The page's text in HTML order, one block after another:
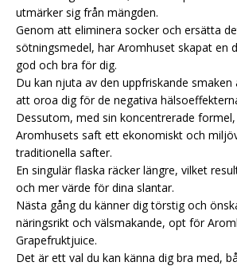
utmärker sig från mängden.
Genom att eliminera socker och ersätta
sötningsmedel, har Aromhuset skapat en
god och bra för dig.
Du kan njuta av den uppfriskande
att oroa dig för de negativa
Dessutom, med sin koncentrerade
Aromhusets saft ett ekonomiskt och
traditionella safter.
En singulär flaska räcker längre, vilket
och mer värde för dina slantar.
Nästa gång du känner dig törstig och
näringsrikt och välsmakande, opt för
Grapefruktjuice.
Det är ett val du kan känna dig bra med,